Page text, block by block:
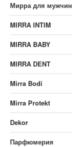
Мирра для мужчин
MIRRA INTIM
MIRRA BABY
MIRRA DENT
Mirra Bodi
Mirra Protekt
Dekor
Парфюмерия